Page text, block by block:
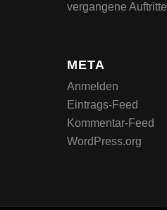
vergangene Auftritte
META
Anmelden
Eintrags-Feed
Kommentar-Feed
WordPress.org